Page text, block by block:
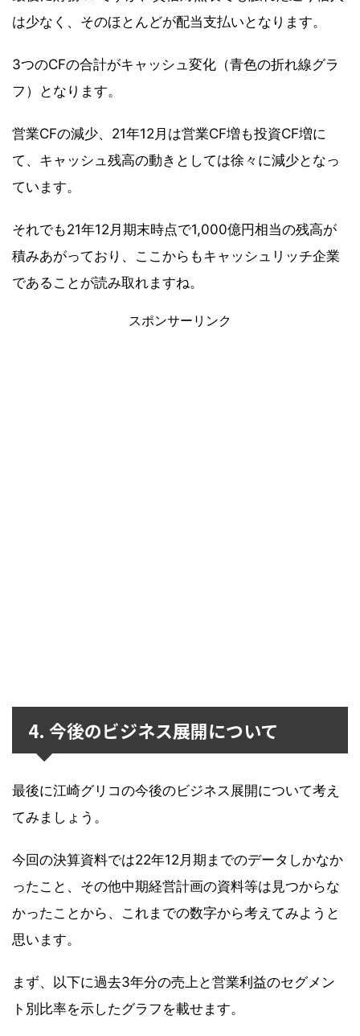
は少なく、そのほとんどが配当支払いとなります。
3つのCFの合計がキャッシュ変化（青色の折れ線グラ
フ）となります。
営業CFの減少、21年12月は営業CF増も投資CF増に
て、キャッシュ残高の動きとしては徐々に減少となっ
ています。
それでも21年12月期末時点で1,000億円相当の残高が
積みあがっており、ここからもキャッシュリッチ企業
であることが読み取れますね。
スポンサーリンク
4. 今後のビジネス展開について
最後に江崎グリコの今後のビジネス展開について考え
てみましょう。
今回の決算資料では22年12月期までのデータしかなか
ったこと、その他中期経営計画の資料等は見つからな
かったことから、これまでの数字から考えてみようと
思います。
まず、以下に過去3年分の売上と営業利益のセグメン
ト別比率を示したグラフを載せます。